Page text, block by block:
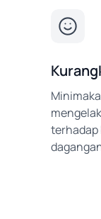
terhadap